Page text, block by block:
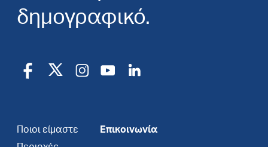
δημογραφικό.
Ποιοι είμαστε
Επικοινωνία